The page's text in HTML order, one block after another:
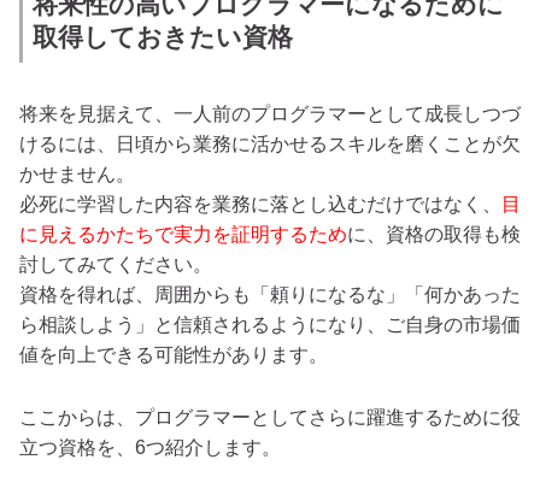
取得しておきたい資格
将来を見据えて、一人前のプログラマーとして成長しつづ
けるには、日頃から業務に活かせるスキルを磨くことが欠
かせません。
必死に学習した内容を業務に落とし込むだけではなく、
目
に見えるかたちで実力を証明するために、資格の取得も検
討してみてください。
資格を得れば、周囲からも「頼りになるな」「何かあった
ら相談しよう」と信頼されるようになり、ご自身の市場価
値を向上できる可能性があります。
ここからは、プログラマーとしてさらに躍進するために役
立つ資格を、6つ紹介します。